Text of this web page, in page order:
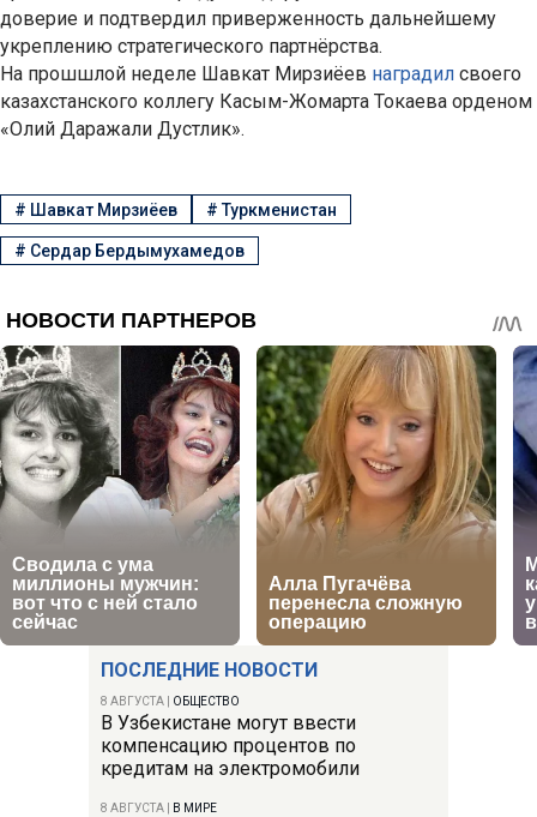
ПОСЛЕДНИЕ НОВОСТИ
8 АВГУСТА ОБЩЕСТВО
В Узбекистане могут ввести
компенсацию процентов по
кредитам на электромобили
8 АВГУСТА В МИРЕ
доверие и подтвердил приверженность дальнейшему
укреплению стратегического партнёрства.
На прошшлой неделе Шавкат Мирзиёев наградил своего
казахстанского коллегу Касым-Жомарта Токаева орденом
«Олий Даражали Дустлик».
# Шавкат Мирзиёев #Туркменистан
# Сердар Бердымухамедов